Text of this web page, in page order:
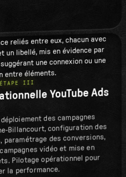
ÉTAPE III
YouTube Ads
des campagnes
Billancourt, configuration des
des conversions,
vidéo et mise en
Pilotage opérationnel pour
la performance.